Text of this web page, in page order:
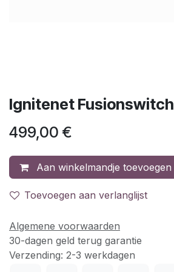
Ignitenet Fusionswitch
499,00 €
Aan winkelmandje toevoegen
Toevoegen aan verlanglijst
Algemene voorwaarden
30-dagen geld terug garantie
Verzending: 2-3 werkdagen